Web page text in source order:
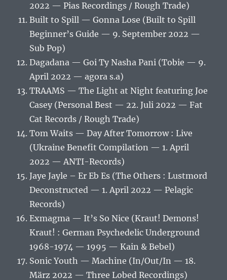
2022 — Pias Recordings / Rough Trade)
Built to Spill — Gonna Lose (Built to Spill
Beginner’s Guide — 9. September 2022 —
Sub Pop)
Dagadana — Goi Ty Nasha Pani (Tobie — 9.
April 2022 — agora s.a)
TRAAMS — The Light at Night featuring Joe
Casey (Personal Best — 22. Juli 2022 — Fat
Cat Records / Rough Trade)
Tom Waits — Day After Tomorrow : Live
(Ukraine Benefit Compilation — 1. April
2022 — ANTI-Records)
Jaye Jayle – Er Eb Es (The Others : Lustmord
Deconstructed — 1. April 2022 — Pelagic
Records)
Exmagma — It’s So Nice (Kraut! Demons!
Kraut! : German Psychedelic Underground
1968-1974 — 1995 — Kain & Bebel)
Sonic Youth — Machine (In/Out/In — 18.
März 2022 — Three Lobed Recordings)